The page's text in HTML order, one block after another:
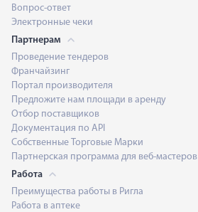
Вопрос-ответ
Электронные чеки
Партнерам
Проведение тендеров
Франчайзинг
Портал производителя
Предложите нам площади в аренду
Отбор поставщиков
Документация по API
Собственные Торговые Марки
Партнерская программа для веб-мастеров
Работа
Преимущества работы в Ригла
Работа в аптеке